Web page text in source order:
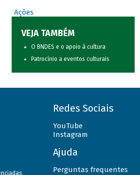
Ações
VEJA TAMBÉM
O BNDES e o apoio à cultura
Patrocínio a eventos culturais
Redes Sociais
YouTube
Instagram
Ajuda
Perguntas frequentes